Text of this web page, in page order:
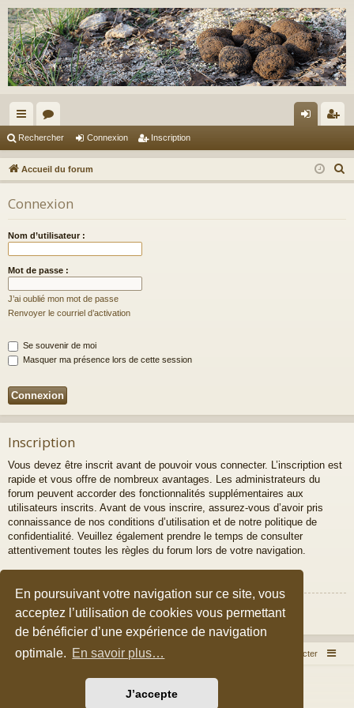
En poursuivant votre navigation sur ce site, vous
acceptez l’utilisation de cookies vous permettant
de bénéficier d’une expérience de navigation
optimale. En savoir plus…
J’accepte
ac
co
ur
ci
s
or
u
m
s
ne
xi
cri
pti
Rechercher Connexion Inscription
Accueil du forum
e
Connexion
Nom d’utilisateur :
Mot de passe :
J’ai oublié mon mot de passe
Renvoyer le courriel d’activation
Se souvenir de moi
Masquer ma présence lors de cette session
Inscription
Vous devez être inscrit avant de pouvoir vous connecter. L’inscription est
rapide et vous offre de nombreux avantages. Les administrateurs du
forum peuvent accorder des fonctionnalités supplémentaires aux
utilisateurs inscrits. Avant de vous inscrire, assurez-vous d’avoir pris
connaissance de nos conditions d’utilisation et de notre politique de
confidentialité. Veuillez également prendre le temps de consulter
attentivement toutes les règles du forum lors de votre navigation.
Inscription
Accueil du forum Nous contacter
Développé parphpBB® Forum Software © phpBB Limited
Style parArty